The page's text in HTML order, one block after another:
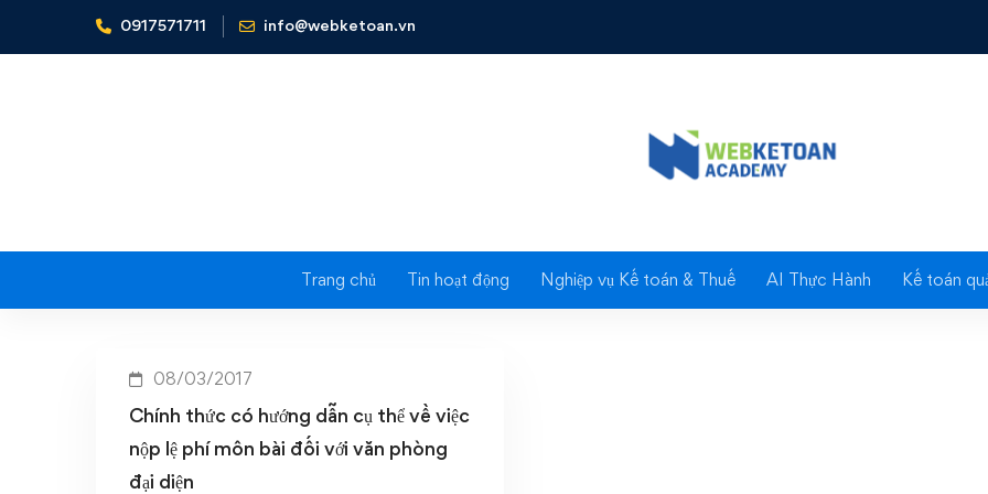
0917571711 info@webketoan.vn
Trang chủ Tin hoạt động Nghiệp vụ Kế toán & Thuế AI Thực Hành Kế toán
Home Lệ phí môn bài đối với văn phòng đại diện
diện
08/03/2017
Chính thức có hướng dẫn cụ thể về việc
nộp lệ phí môn bài đối với văn phòng
đại diện